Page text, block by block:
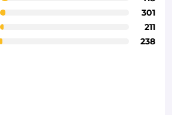
301
211
238